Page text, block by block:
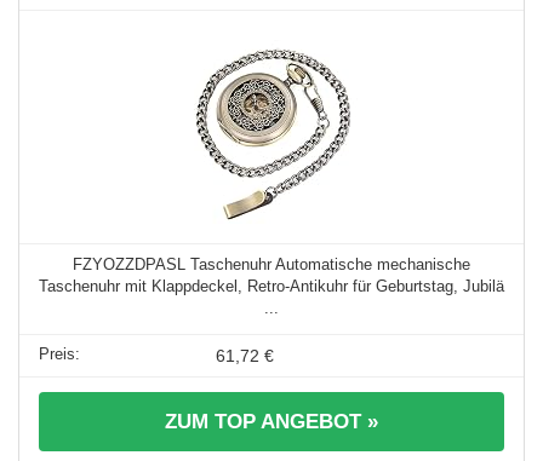
FZYOZZDPASL Taschenuhr Automatische mechanische
Taschenuhr mit Klappdeckel, Retro-Antikuhr für Geburtstag, Jubilä
...
61,72 €
ZUM TOP ANGEBOT »